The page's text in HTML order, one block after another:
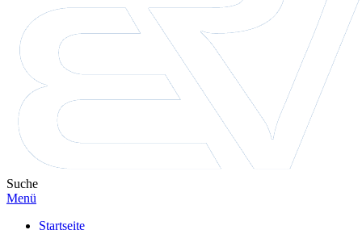
Suche
Menü
Startseite